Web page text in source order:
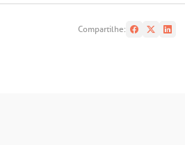
Compartilhe: